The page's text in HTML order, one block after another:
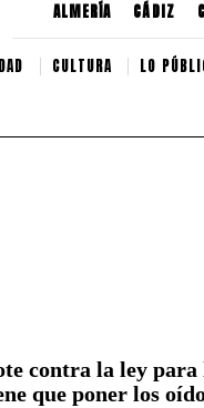
ALMERÍA CÁDIZ
CULTURA LO
contra la ley para
que poner los